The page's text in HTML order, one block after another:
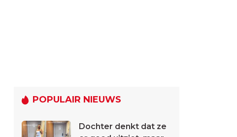
POPULAIR NIEUWS
Dochter denkt dat ze